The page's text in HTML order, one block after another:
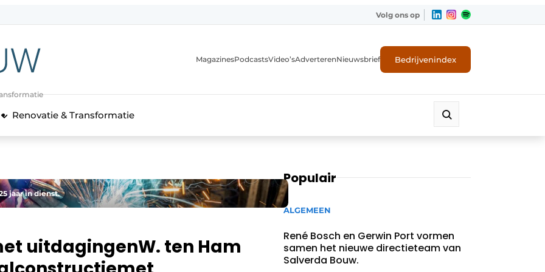
Volg ons op
MagazinesPodcastsVideo’sAdverterenNieuwsbrief Bedrijvenindex
Renovatie & Transformatie
jaar in dienst.
uitdagingenW. ten Ham
Populair
ALGEMEEN
René Bosch en Gerwin Port vormen
samen het nieuwe directieteam van
Salverda Bouw.